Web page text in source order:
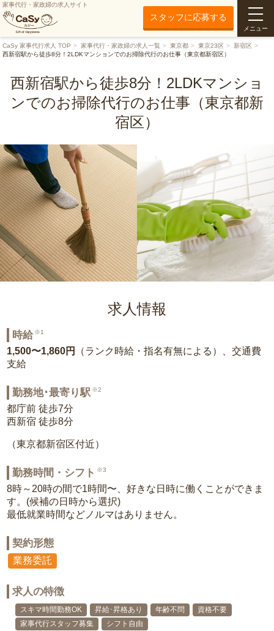
家事代行・家政婦の求人サイト
スタッフに応募する
メニュー
CaSy 家事代行求人 TOP 家事代行・家政婦の求人一覧 東京都 東京23区
新宿区
西新宿駅から徒歩8分！2LDKマンションでのお掃除代行のお仕事（東京都新宿区）
西新宿駅から徒歩8分！2LDKマンショ
ンでのお掃除代行のお仕事（東京都新
宿区）
求人情報
時給 ※1
1,500〜1,860円
（ランク時給・指名有無による）、交通費
支給
勤務地･最寄り駅 ※2
都庁前 徒歩7分
西新宿 徒歩8分
（東京都新宿区付近）
勤務時間・シフト ※3
8時～20時の間で1時間〜、好きな日時に働くことができま
す。(候補の日時から選択)
最低就業時間などノルマはありません。
契約形態
業務委託
求人の特徴
スキマ時間勤務OK 昇給･昇格あり 年齢不問
資格不要
家事代行スタッフ募集
シフト自由